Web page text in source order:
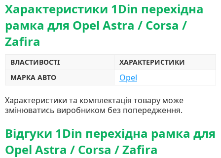
Характеристики 1Din перехідна
рамка для Opel Astra / Corsa /
Zafira
ВЛАСТИВОСТІ
ХАРАКТЕРИСТИКИ
МАРКА АВТО
Opel
Характеристики та комплектація товару може
змінюватись виробником без попередження.
Відгуки 1Din перехідна рамка для
Opel Astra / Corsa / Zafira